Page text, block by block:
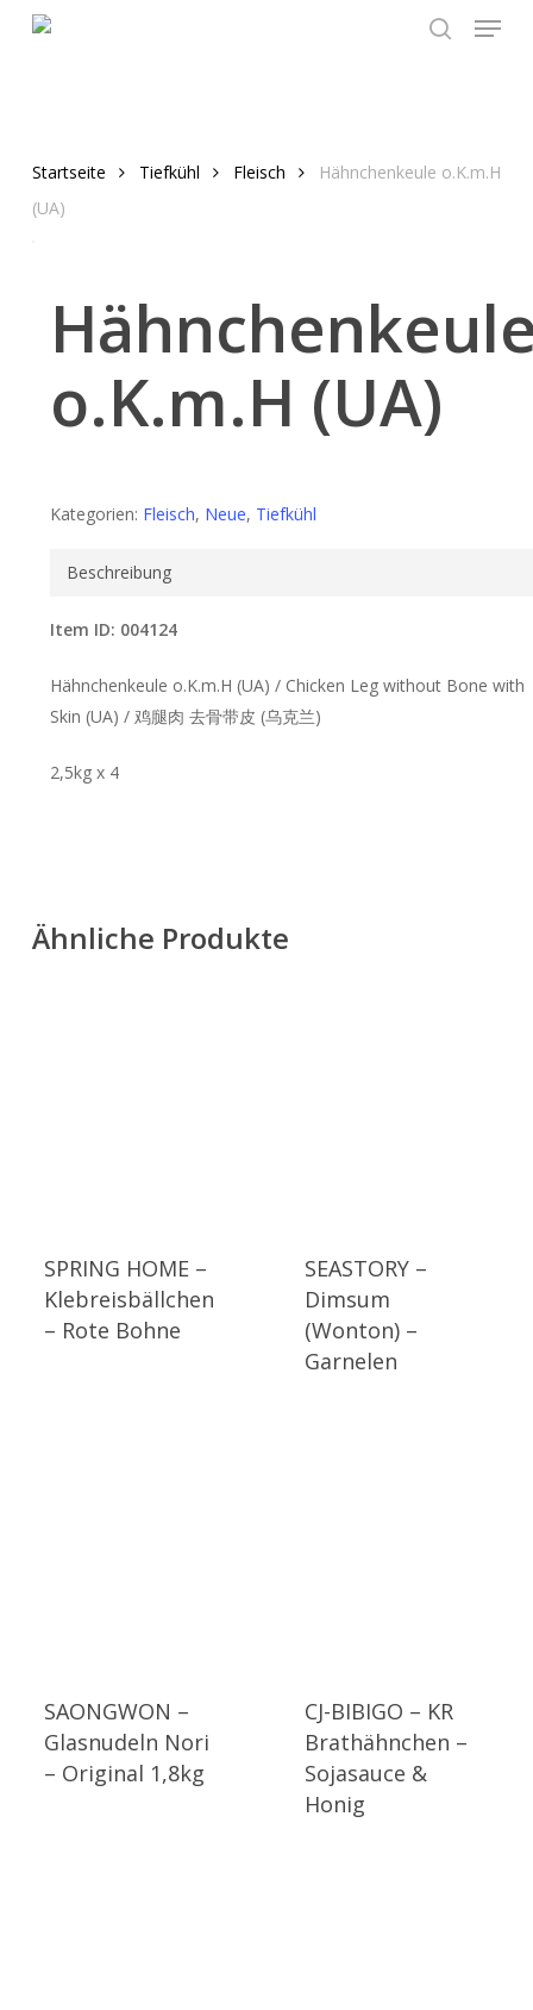
Menu
Startseite Tiefkühl Fleisch
Hähnchenkeule o.K.m.H
(UA)
o.K.m.H (UA)
Kategorien: Fleisch, Neue, Tiefkühl
Beschreibung
Item ID: 004124
Hähnchenkeule o.K.m.H (UA) / Chicken Leg without Bone with
Skin (UA) / 鸡腿肉 去骨带皮 (乌克兰)
2,5kg x 4
Ähnliche Produkte
SPRING HOME –
Klebreisbällchen
– Rote Bohne
SEASTORY –
Dimsum
(Wonton) –
Garnelen
SAONGWON –
Glasnudeln Nori
– Original 1,8kg
CJ-BIBIGO – KR
Brathähnchen –
Sojasauce &
Honig